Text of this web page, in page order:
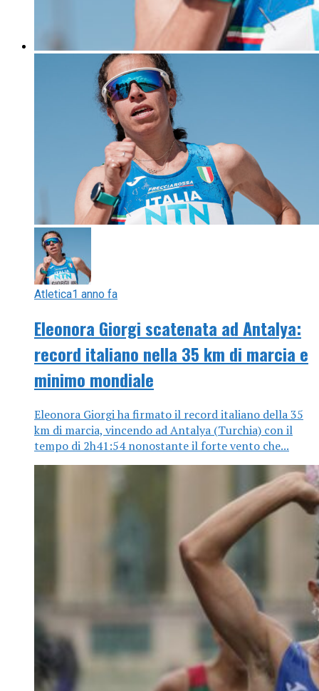
Atletica1 anno fa
Eleonora Giorgi scatenata ad Antalya:
record italiano nella 35 km di marcia e
minimo mondiale
Eleonora Giorgi ha firmato il record italiano della 35
km di marcia, vincendo ad Antalya (Turchia) con il
tempo di 2h41:54 nonostante il forte vento che...